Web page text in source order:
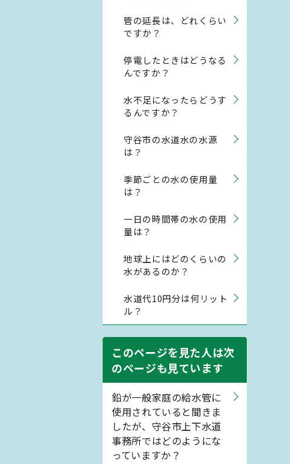
管の延長は、どれくらい
ですか？
停電したときはどうなる
んですか？
水不足になったらどうす
るんですか？
守谷市の水道水の水源
は？
季節ごとの水の使用量
は？
一日の時間帯の水の使用
量は？
地球上にはどのくらいの
水があるのか？
水道代10円分は何リット
ル？
このページを見た人は次
のページも見ています
鉛が一般家庭の給水管に
使用されていると聞きま
したが、守谷市上下水道
事務所ではどのようにな
っていますか？